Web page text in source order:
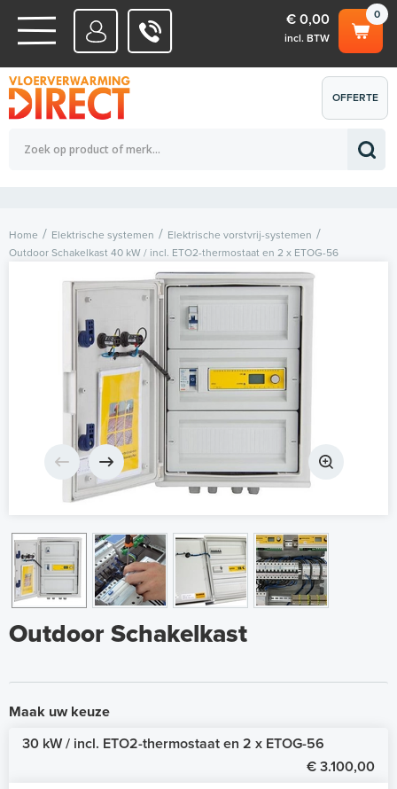
WATERSYSTEMEN
ELEKTRISCHE SYSTEMEN
0
€ 0,00
incl. BTW
Totaalbedrag (incl. BTW) € 0,00
OFFERTE
AANVRAGEN
Home Elektrische systemen
Elektrische vorstvrij-systemen
Outdoor Schakelkast 40 kW / incl. ETO2-thermostaat en 2 x ETOG-56
Outdoor Schakelkast
Maak uw keuze
30 kW / incl. ETO2-thermostaat en 2 x ETOG-56
€ 3.100,00